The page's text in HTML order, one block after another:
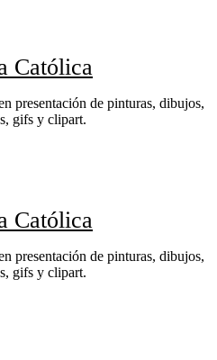
Católica
presentación de pinturas, dibujos,
gifs y clipart.
Católica
presentación de pinturas, dibujos,
gifs y clipart.